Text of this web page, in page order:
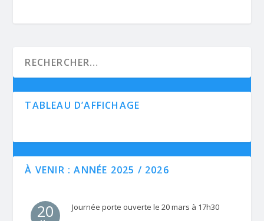
TABLEAU D’AFFICHAGE
À VENIR : ANNÉE 2025 / 2026
20 Journée porte ouverte le 20 mars à 17h30